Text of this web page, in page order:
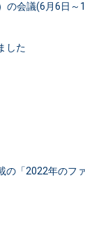
の会議(6月6日
した
の「2022年のフ